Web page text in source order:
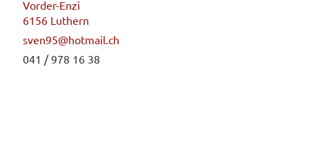
Vorder-Enzi
6156 Luthern
sven95@hotmail.ch
041 / 978 16 38